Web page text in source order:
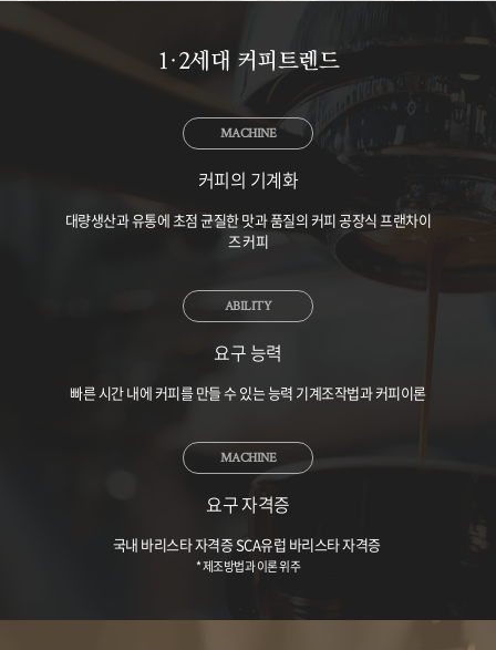
1·2세대 커피트렌드
MACHINE
커피의 기계화
대량생산과 유통에 초점 균질한 맛과 품질의 커피 공장식 프랜차이
즈 커피
ABILITY
요구 능력
빠른 시간 내에 커피를 만들 수 있는 능력 기계조작법과 커피이론
MACHINE
요구 자격증
국내 바리스타 자격증 SCA유럽 바리스타 자격증
* 제조방법과 이론 위주